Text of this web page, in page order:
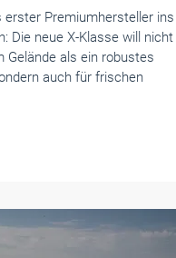
Premiumhersteller ins
Die neue X-Klasse will nicht
Gelände als ein robustes
auch für frischen